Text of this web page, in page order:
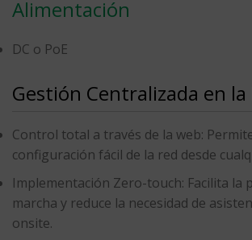
Alimentación
DC o PoE
Gestión Centralizada en la
Control total a través de la web:
configuración fácil de la red desde
Implementación Zero-touch: Facilita la
marcha y reduce la necesidad de
onsite.